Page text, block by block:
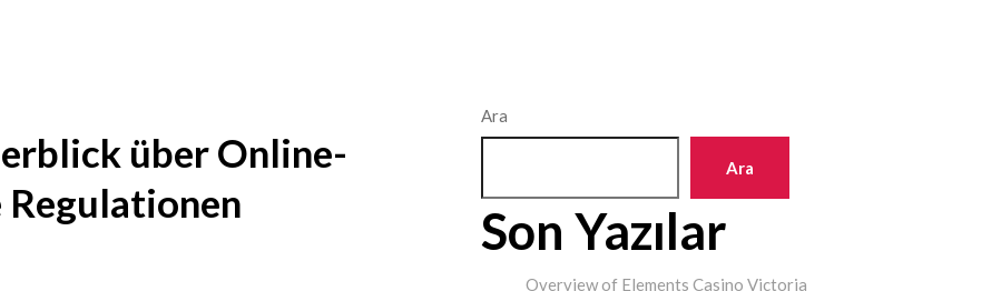
über Online-
Regulationen
Ara
Ara
Son Yazılar
Overview of Elements Casino Victoria